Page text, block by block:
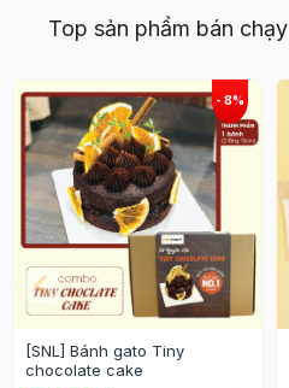
Top sản phẩm bán chạy
[SNL] Bánh gato Tiny
chocolate cake